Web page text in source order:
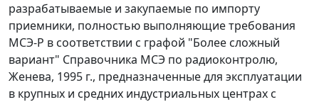
разрабатываемые и закупаемые по импорту
приемники, полностью выполняющие требования
МСЭ-Р в соответствии с графой "Более сложный
вариант" Справочника МСЭ по радиоконтролю,
Женева, 1995 г., предназначенные для эксплуатации
в крупных и средних индустриальных центрах с